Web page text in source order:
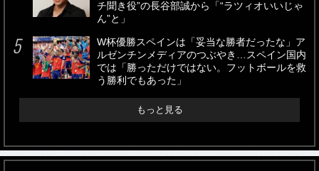
チ聞き役”の長谷部誠から「“ラツィオいいじゃ
ん”と」
W杯優勝スペインは「妥当な勝者だったな」ア
ルゼンチンメディアのつぶやき…スペイン国内
では「勝っただけではない。フットボールを救
う勝利でもあった」
もっと見る